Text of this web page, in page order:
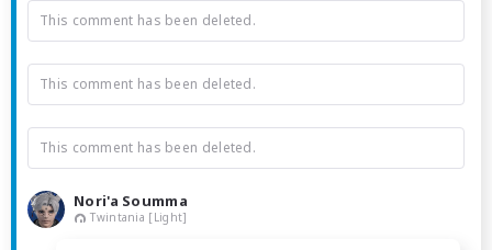
This comment has been deleted.
This comment has been deleted.
This comment has been deleted.
Nori'a Soumma
Twintania [Light]